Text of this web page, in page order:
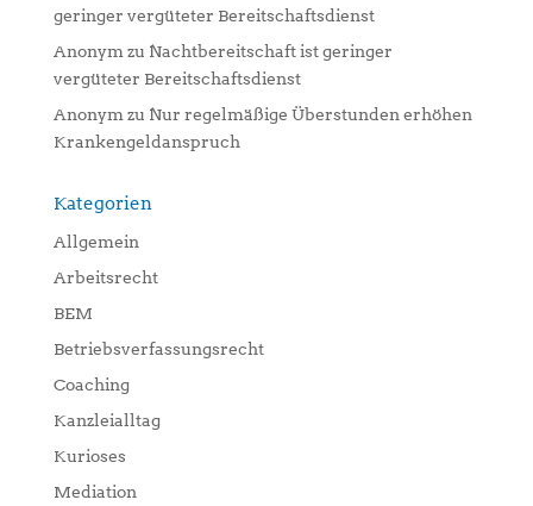
geringer vergüteter Bereitschaftsdienst
Anonymzu Nachtbereitschaft ist geringer
vergüteter Bereitschaftsdienst
Anonymzu Nur regelmäßige Überstunden erhöhen
Krankengeldanspruch
Kategorien
Allgemein
Arbeitsrecht
BEM
Betriebsverfassungsrecht
Coaching
Kanzleialltag
Kurioses
Mediation